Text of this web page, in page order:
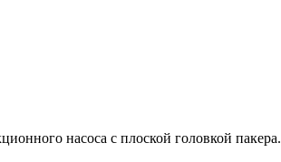
насоса с плоской головкой пакера.